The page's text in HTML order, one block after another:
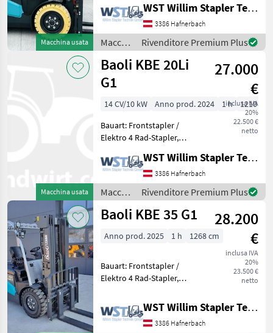
Macchina usata
2212mm, Gabellänge:
600Ah , Bereifung vorne:
Superel
WST Willim Stapler Technik GmbH
3386 Hafnerbach
Macchinari
elevatori
e per
magazzino
/ Baoli
Rivenditore Premium Plus
Macchina usata
Baoli KBE 20Li
G1
27.000
€
inclusa IVA
20%
22.500 €
netto
14 CV/10 kW Anno prod. 2024 1 h
1210 cm
Bauart: Frontstapler /
Elektro 4 Rad-Stapler,
4700mm, Bauhöhe:
2191mm, Gabellänge:
1200mm, Batterie: Lithium-
Ionen Bj. 2024 80V , Bereifu
WST Willim Stapler Technik GmbH
3386 Hafnerbach
Macchinari
elevatori
e per
/ Baoli
Rivenditore Premium Plus
Baoli KBE 35 G1
28.200
€
inclusa IVA
20%
23.500 €
netto
Anno prod. 2025 1 h 1268 cm
Bauart: Frontstapler /
Elektro 4 Rad-Stapler,
2202mm, Gabellänge:
WST Willim Stapler Technik GmbH
3386 Hafnerbach